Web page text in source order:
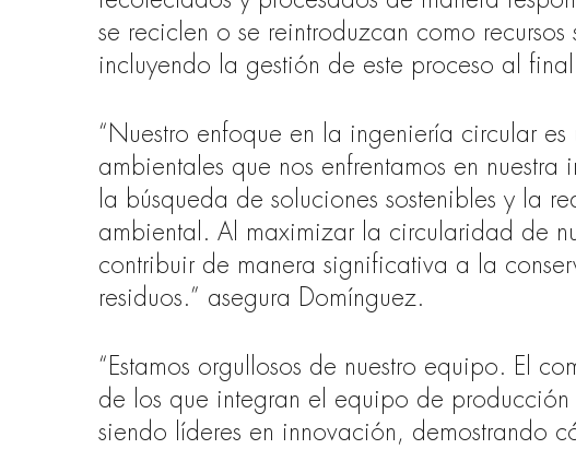
se reciclen o se reintroduzcan como
incluyendo la gestión de este proceso al
“Nuestro enfoque en la ingeniería circular
ambientales que nos enfrentamos en nuestra
la búsqueda de soluciones sostenibles y la
ambiental. Al maximizar la circularidad de
contribuir de manera significativa a la
residuos.” asegura Domínguez.
“Estamos orgullosos de nuestro equipo. El
de los que integran el equipo de
siendo líderes en innovación, demostrando